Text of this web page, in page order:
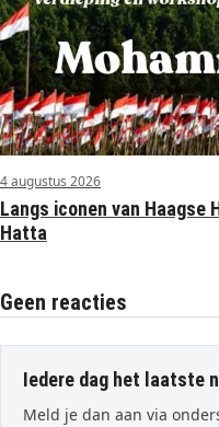
4 augustus 2026
Langs iconen van Haagse
Hatta
Geen reacties
Iedere dag het laatste
Meld je dan aan via